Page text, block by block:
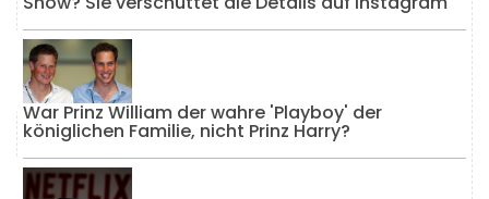
War Prinz William der wahre 'Playboy' der
königlichen Familie, nicht Prinz Harry?